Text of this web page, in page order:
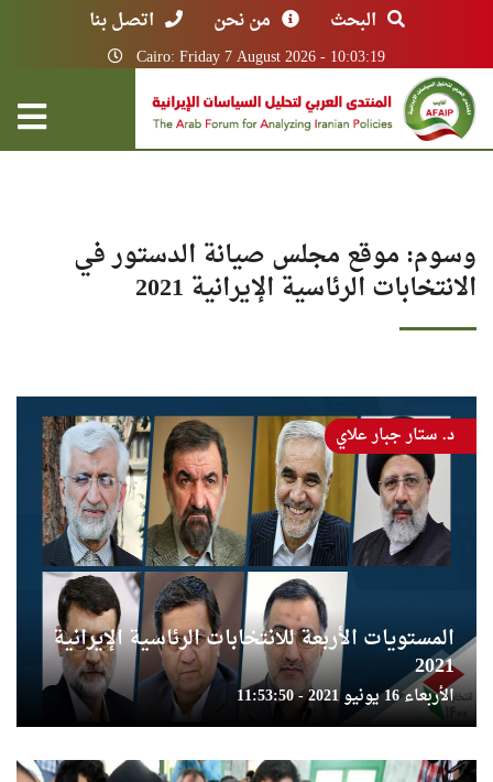
البحث من نحن اتصل بنا
Cairo: Friday 7 August 2026 - 10:03:19
وسوم: موقع مجلس صيانة الدستور في
الانتخابات الرئاسية الإيرانية 2021
المستويات الأربعة للانتخابات الرئاسية الإيرانية
2021
الأربعاء 16 يونيو 2021 - 11:53:50
د. ستار جبار علاي